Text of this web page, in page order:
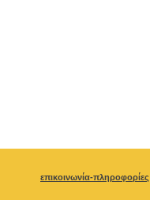
επικοινωνία-πληροφορίες